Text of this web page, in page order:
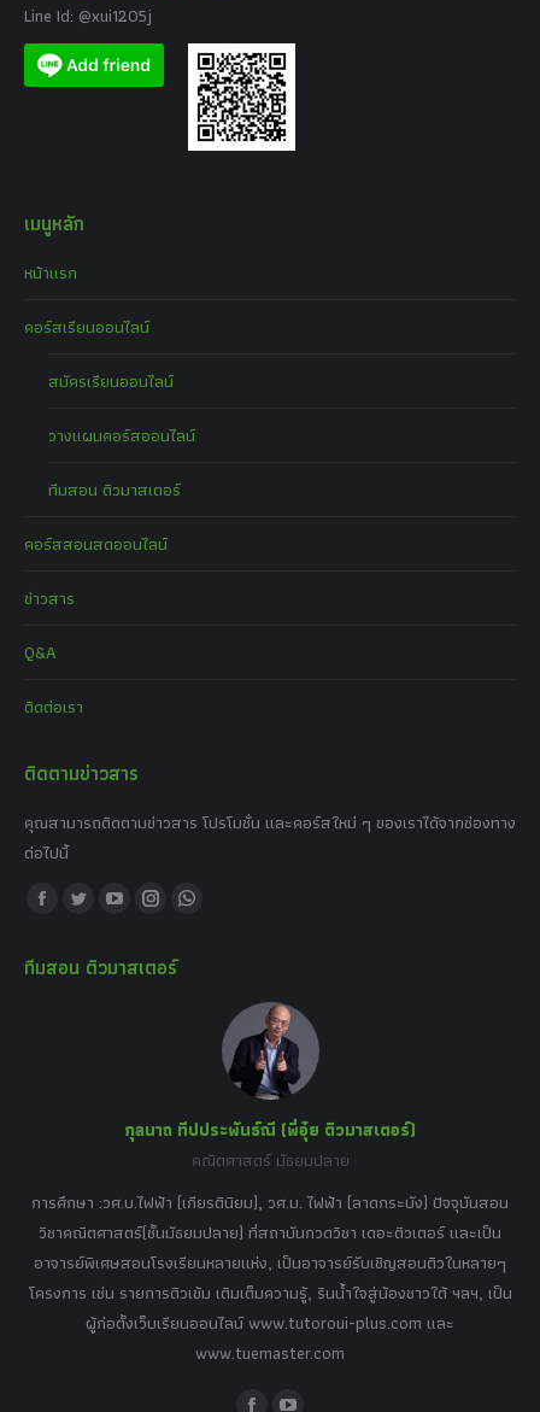
Line Id: @xui1205j
เมนูหลัก
หน้าแรก
คอร์สเรียนออนไลน์
สมัครเรียนออนไลน์
วางแผนคอร์สออนไลน์
ทีมสอน ติวมาสเตอร์
คอร์สสอนสดออนไลน์
ข่าวสาร
Q&A
ติดต่อเรา
ติดตามข่าวสาร
คุณสามารถติดตามข่าวสาร โปรโมชั่น และคอร์สใหม่ ๆ ของเราได้จากช่องทาง
ต่อไปนี้
Find us on:
Facebook
opens
Twitter
opens
YouTube
opens
Instagram
opens
Whatsapp
window
ทีมสอน ติวมาสเตอร์
กุลนาถ ทีปประพันธ์ณี (พี่อุ๋ย ติวมาสเตอร์)
คณิตศาสตร์ มัธยมปลาย
การศึกษา :วศ.บ.ไฟฟ้า (เกียรตินิยม), วศ.ม. ไฟฟ้า (ลาดกระบัง) ปัจจุบันสอน
วิชาคณิตศาสตร์(ชั้นมัธยมปลาย) ที่สถาบันกวดวิชา เดอะติวเตอร์ และเป็น
อาจารย์พิเศษสอนโรงเรียนหลายแห่ง, เป็นอาจารย์รับเชิญสอนติวในหลายๆ
โครงการ เช่น รายการติวเข้ม เติมเต็มความรู้, รินน้ำใจสู่น้องชาวใต้ ฯลฯ, เป็น
ผู้ก่อตั้งเว็บเรียนออนไลน์ www.tutoroui-plus.com และ
www.tuemaster.com